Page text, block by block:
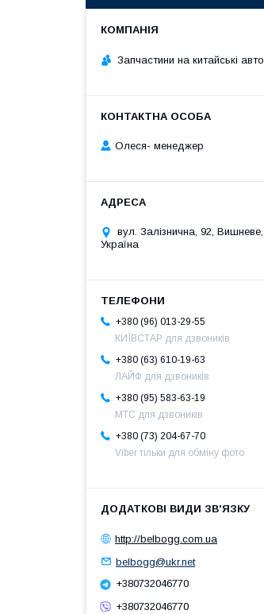
Запчастини на китайські авто
Олеся- менеджер
вул. Залізнична, 92, Вишневе,
Україна
+380 (96) 013-29-55
КИЇВСТАР для дзвоників
+380 (63) 610-19-63
ЛАЙФ для дзвоників
+380 (95) 583-63-19
МТС для дзвоників
+380 (73) 204-67-70
Viber тільки для обміну фото
http://belbogg.com.ua
belbogg@ukr.net
+380732046770
+380732046770